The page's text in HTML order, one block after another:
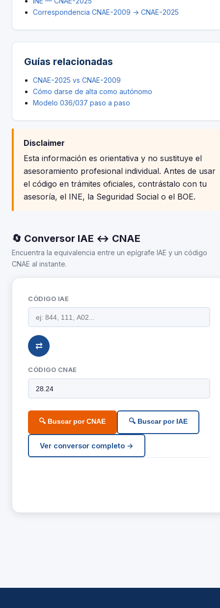
Correspondencia CNAE-2009 → CNAE-2025
Guías relacionadas
CNAE-2025 vs CNAE-2009
Cómo darse de alta como autónomo
Modelo 036/037 paso a paso
Disclaimer
Esta información es orientativa y no sustituye el
asesoramiento profesional individual. Antes de usar
el código en trámites oficiales, contrástalo con tu
asesoría, el INE, la Seguridad Social o el BOE.
🔄 Conversor IAE ↔ CNAE
Encuentra la equivalencia entre un epígrafe IAE y un código
CNAE al instante.
CÓDIGO IAE
⇄
CÓDIGO CNAE
🔍 Buscar por CNAE 🔍 Buscar por IAE
Ver conversor completo →